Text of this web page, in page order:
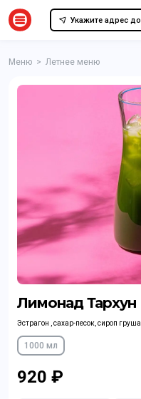
Укажите адрес
Меню > Летнее меню
Лимонад Тархун
Эстрагон , сахар-песок, сироп
1000 мл
920 ₽